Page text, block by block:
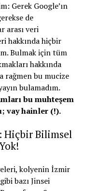
Gerek Google’ın
de
arası veri
hakkında hiçbir
Bulmak için tüm
hakkında
rağmen bu mucize
bulamadım.
bu muhteşem
vay hainler (!).
Hiçbir Bilimsel
kolyenin İzmir
bazı Jinsei